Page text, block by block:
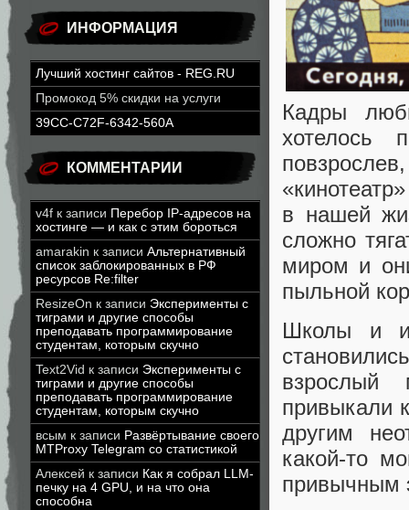
ИНФОРМАЦИЯ
Лучший хостинг сайтов - REG.RU
Промокод 5% скидки на услуги
39CC-C72F-6342-560A
КОММЕНТАРИИ
v4f к записи Перебор IP-адресов на
хостинге — и как с этим бороться
amarakin к записи Альтернативный
список заблокированных в РФ
ресурсов Re:filter
ResizeOn к записи Эксперименты с
тиграми и другие способы
преподавать программирование
студентам, которым скучно
Text2Vid к записи Эксперименты с
тиграми и другие способы
преподавать программирование
студентам, которым скучно
всым к записи Развёртывание своего
MTProxy Telegram со статистикой
Алексей к записи Как я собрал LLM-
печку на 4 GPU, и на что она
способна
Кадры
хотелось
в нашей
сложно
миром и
пыльной
Школы и
взрослый
привыкали
другим
какой-то
привычным